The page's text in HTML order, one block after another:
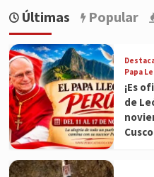
Últimas Popular
Papa
¡Es
de